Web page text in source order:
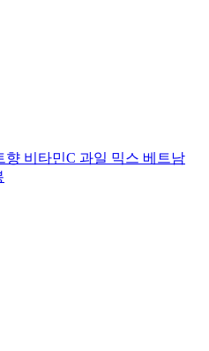
비타민C 과일 믹스 베트남